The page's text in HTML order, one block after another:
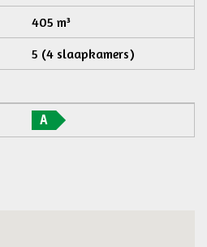
405 m³
5 (4 slaapkamers)
A